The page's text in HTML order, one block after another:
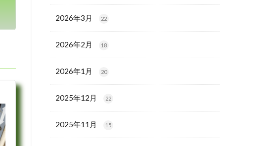
2026年3月 22
2026年2月 18
2026年1月 20
2025年12月 22
2025年11月 15